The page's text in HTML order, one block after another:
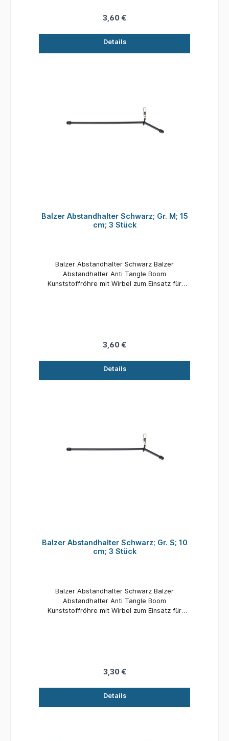
3,60 €
Details
Balzer Abstandhalter Schwarz; Gr. M; 15
cm; 3 Stück
Balzer Abstandhalter Schwarz Balzer
Abstandhalter Anti Tangle Boom
Kunststoffröhre mit Wirbel zum Einsatz für
3,60 €
Details
Balzer Abstandhalter Schwarz; Gr. S; 10
cm; 3 Stück
Balzer Abstandhalter Schwarz Balzer
Abstandhalter Anti Tangle Boom
Kunststoffröhre mit Wirbel zum Einsatz für
3,30 €
Details